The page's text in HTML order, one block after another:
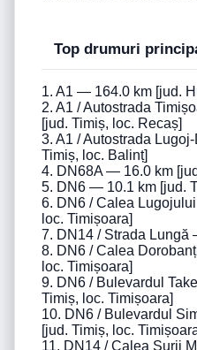
Top drumuri
1. A1 — 164.0 km [jud.
2. A1 / Autostrada
[jud. Timiș, loc. Recaș]
3. A1 / Autostrada
Timiș, loc. Balinț]
4. DN68A — 16.0 km
5. DN6 — 10.1 km [jud.
6. DN6 / Calea
loc. Timișoara]
7. DN14 / Strada Lungă
8. DN6 / Calea
loc. Timișoara]
9. DN6 / Bulevardul
Timiș, loc. Timișoara]
10. DN6 / Bulevardul
[jud. Timiș, loc.
11. DN14 / Calea Șurii